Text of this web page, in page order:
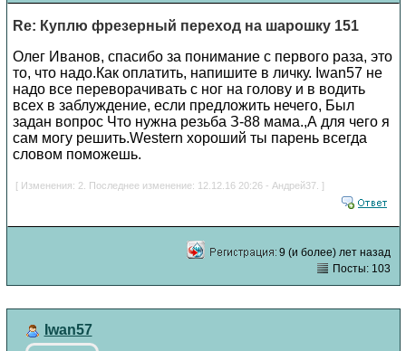
Re: Куплю фрезерный переход на шарошку 151
Олег Иванов, спасибо за понимание с первого раза, это
то, что надо.Как оплатить, напишите в личку. Iwan57 не
надо все переворачивать с ног на голову и в водить
всех в заблуждение, если предложить нечего, Был
задан вопрос Что нужна резьба З-88 мама.,А для чего я
сам могу решить.Western хороший ты парень всегда
словом поможешь.
[ Изменения: 2. Последнее изменение: 12.12.16 20:26 - Андрей37. ]
9 (и более) лет назад
Посты: 103
Iwan57